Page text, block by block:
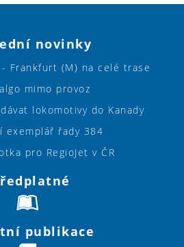
novinky
- Frankfurt (M) na celé trase
mimo provoz
lokomotivy do Kanady
exemplář řady 384
pro RegioJet v ČR
publikace